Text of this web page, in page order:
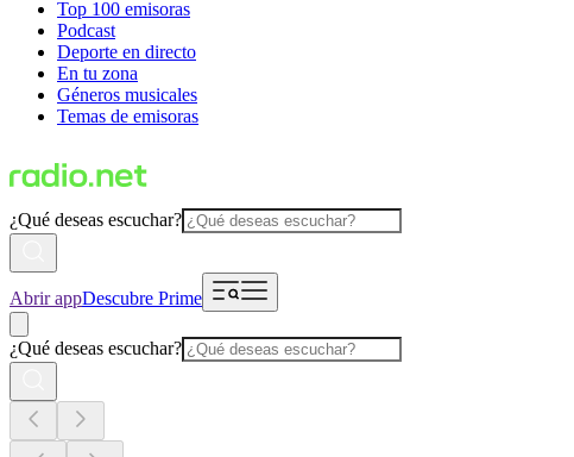
Top 100 emisoras
Podcast
Deporte en directo
En tu zona
Géneros musicales
Temas de emisoras
¿Qué deseas escuchar?
Abrir appDescubre Prime
¿Qué deseas escuchar?